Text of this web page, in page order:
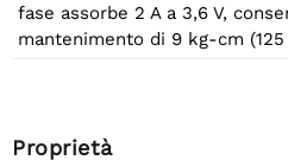
fase assorbe 2 A a 3,6 V,
mantenimento di 9 kg-cm (125
Proprietà